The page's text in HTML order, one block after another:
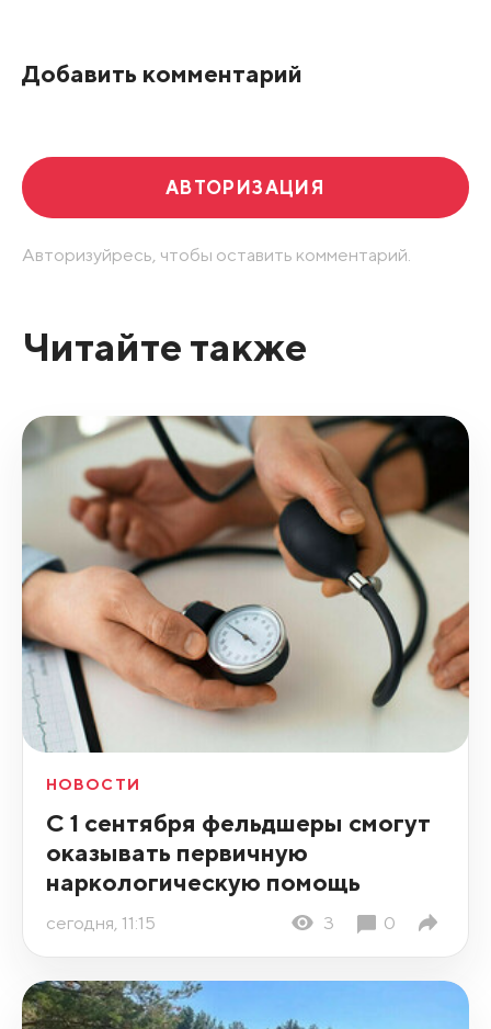
Добавить комментарий
АВТОРИЗАЦИЯ
Авторизуйресь, чтобы оставить комментарий.
Читайте также
НОВОСТИ
С 1 сентября фельдшеры смогут
оказывать первичную
наркологическую помощь
сегодня, 11:15 3 0